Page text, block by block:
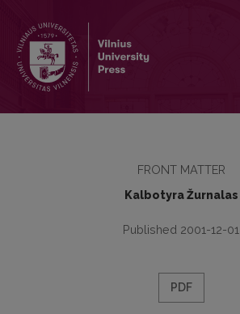
FRONT MATTER
Kalbotyra Žurnalas
Published 2001-12-01
PDF